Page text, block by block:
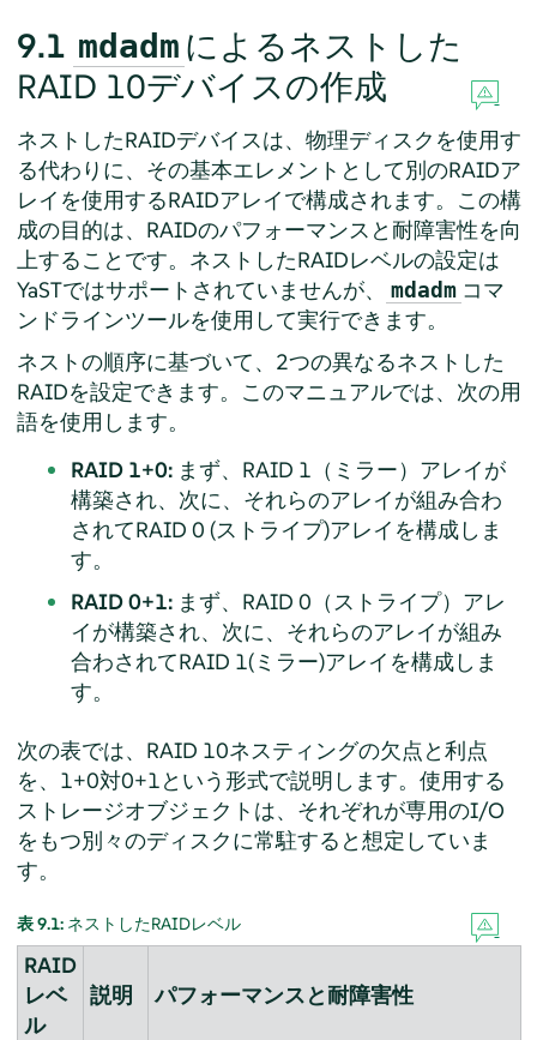
9.1 mdadm によるネストした
RAID 10デバイスの作成
ネストしたRAIDデバイスは、物理ディスクを使用す
る代わりに、その基本エレメントとして別のRAIDア
レイを使用するRAIDアレイで構成されます。この構
成の目的は、RAIDのパフォーマンスと耐障害性を向
上することです。ネストしたRAIDレベルの設定は
YaSTではサポートされていませんが、
mdadm コマ
ンドラインツールを使用して実行できます。
ネストの順序に基づいて、2つの異なるネストした
RAIDを設定できます。このマニュアルでは、次の用
語を使用します。
RAID 1+0:まず、RAID 1（ミラー）アレイが
構築され、次に、それらのアレイが組み合わ
されてRAID 0 (ストライプ)アレイを構成しま
す。
RAID 0+1:まず、RAID 0（ストライプ）アレ
イが構築され、次に、それらのアレイが組み
合わされてRAID 1(ミラー)アレイを構成しま
す。
次の表では、RAID 10ネスティングの欠点と利点
を、1+0対0+1という形式で説明します。使用する
ストレージオブジェクトは、それぞれが専用のI/O
をもつ別々のディスクに常駐すると想定していま
す。
表 9.1: ネストしたRAIDレベル
RAID
レベ
ル
説明 パフォーマンスと耐障害性